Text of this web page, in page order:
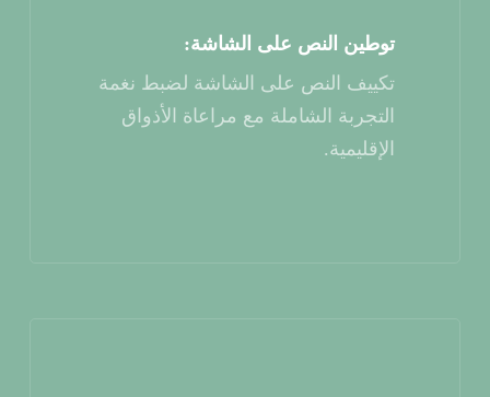
توطين النص على الشاشة:
تكييف النص على الشاشة لضبط نغمة
التجربة الشاملة مع مراعاة الأذواق
الإقليمية.